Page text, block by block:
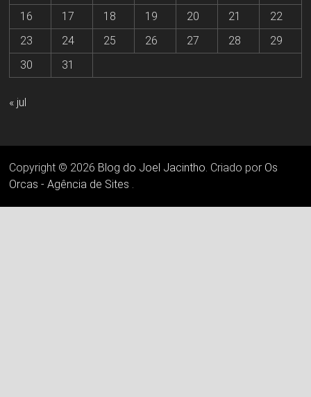
16
17 18 19 20 21
22
23
24 25 26 27 28
29
30
31
« jul
Copyright © 2026 Blog do Joel Jacintho. Criado por Os
Orcas - Agência de Sites .